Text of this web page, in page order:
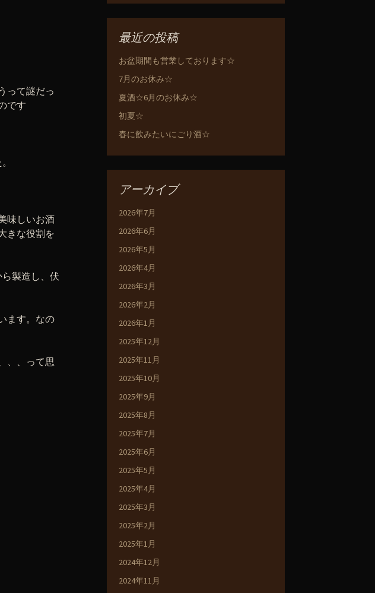
って謎だっ
です
味しいお酒
きな役割を
製造し、伏
ます。なの
、、って思
最近の投稿
お盆期間も営業しております☆
7月のお休み☆
夏酒☆6月のお休み☆
初夏☆
春に飲みたいにごり酒☆
アーカイブ
2026年7月
2026年6月
2026年5月
2026年4月
2026年3月
2026年2月
2026年1月
2025年12月
2025年11月
2025年10月
2025年9月
2025年8月
2025年7月
2025年6月
2025年5月
2025年4月
2025年3月
2025年2月
2025年1月
2024年12月
2024年11月